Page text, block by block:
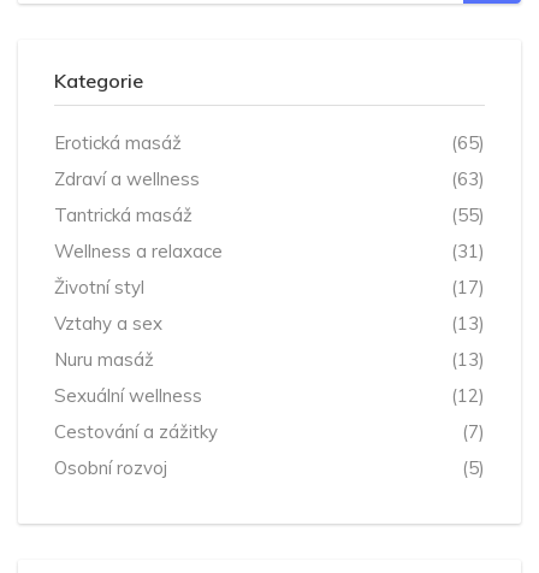
Kategorie
Erotická masáž
(65)
Zdraví a wellness
(63)
Tantrická masáž
(55)
Wellness a relaxace
(31)
Životní styl
(17)
Vztahy a sex
(13)
Nuru masáž
(13)
Sexuální wellness
(12)
Cestování a zážitky
(7)
Osobní rozvoj
(5)